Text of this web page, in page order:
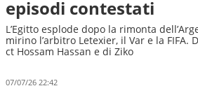
episodi contestati
L’Egitto esplode dopo la rimonta
mirino l’arbitro Letexier, il Var e la FIFA.
ct Hossam Hassan e di Ziko
07/07/26 22:42